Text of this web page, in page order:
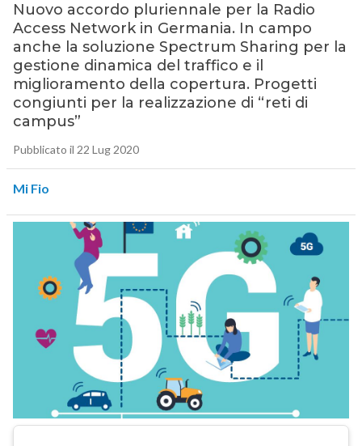
Nuovo accordo pluriennale per la Radio
Access Network in Germania. In campo
anche la soluzione Spectrum Sharing per la
gestione dinamica del traffico e il
miglioramento della copertura. Progetti
congiunti per la realizzazione di “reti di
campus”
Pubblicato il 22 Lug 2020
Mi Fio